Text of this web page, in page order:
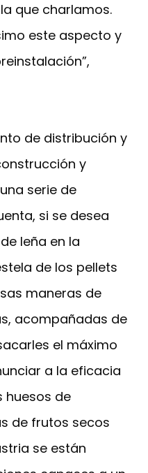
que charlamos.
este aspecto y
de distribución y
y
serie de
si se desea
leña en la
de los pellets
maneras de
acompañadas de
el máximo
a la eficacia
huesos de
de frutos secos
se están